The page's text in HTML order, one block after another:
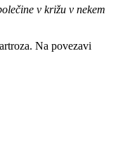
v križu v nekem
Na povezavi